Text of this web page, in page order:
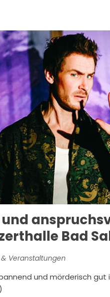
Bad
Veranstaltungen
und mörderisch gut